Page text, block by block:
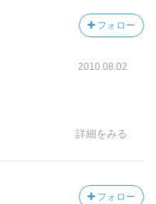
フォロー
2010.08.02
詳細をみる
フォロー